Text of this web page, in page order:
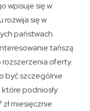
wpisuje się w
się w
państwach.
tańszą
rozszerzenia oferty.
być szczególnie
podniosły
miesięcznie.